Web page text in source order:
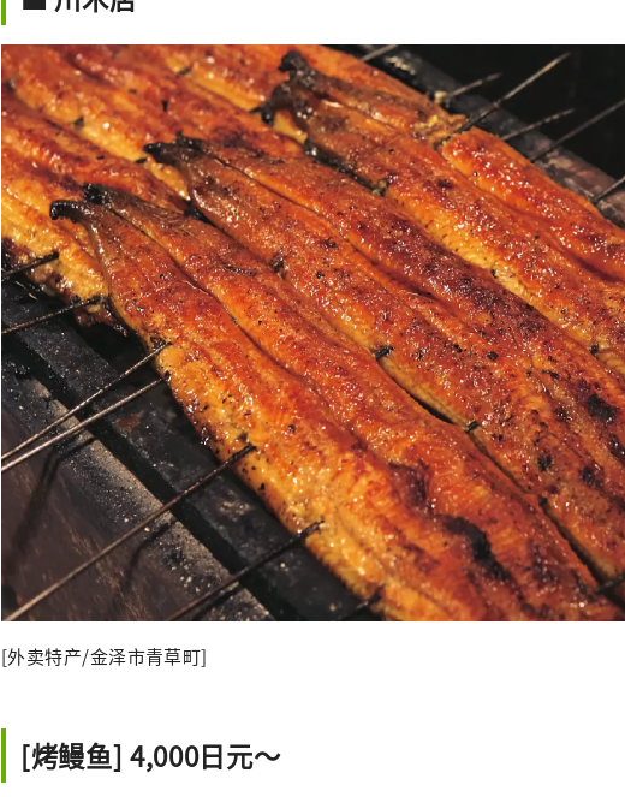
[外卖特产/金泽市青草町]
[烤鳗鱼] 4,000日元～